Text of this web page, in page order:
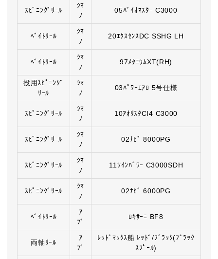
ｽﾋﾟﾆﾝｸﾞﾘｰﾙ
ｼﾏ
ﾉ
05ﾊﾞｲｵﾏｽﾀｰ C3000
ﾍﾞｲﾄﾘｰﾙ
ｼﾏ
ﾉ
20ｴｸｽｾﾝｽDC SSHG LH
ﾍﾞｲﾄﾘｰﾙ
ｼﾏ
ﾉ
97ﾒﾀﾆｳﾑXT(RH)
投用ｽﾋﾟﾆﾝｸﾞ
ﾘｰﾙ
ｼﾏ
ﾉ
03ﾊﾟﾜｰｴｱﾛ 5号仕様
ｽﾋﾟﾆﾝｸﾞﾘｰﾙ
ｼﾏ
ﾉ
10ｱｵﾘｽﾀCI4 C3000
ｽﾋﾟﾆﾝｸﾞﾘｰﾙ
ｼﾏ
ﾉ
02ﾅﾋﾞ 8000PG
ｽﾋﾟﾆﾝｸﾞﾘｰﾙ
ｼﾏ
ﾉ
11ﾂｲﾝﾊﾟﾜｰ C3000SDH
ｽﾋﾟﾆﾝｸﾞﾘｰﾙ
ｼﾏ
ﾉ
02ﾅﾋﾞ 6000PG
ﾍﾞｲﾄﾘｰﾙ
ｱ
ﾌﾞ
ﾛｷｻｰﾆ BF8
両軸ﾘｰﾙ
ｱ
ﾌﾞ
ﾚｯﾄﾞﾏｯｸｽ船 ﾚｯﾄﾞ/ﾌﾞﾗｯｸ(ﾌﾞﾗｯｸ
ｽﾌﾟｰﾙ)